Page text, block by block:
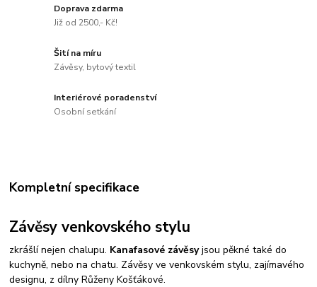
Doprava zdarma
Již od 2500,- Kč!
Šití na míru
Závěsy, bytový textil
Interiérové poradenství
Osobní setkání
Kompletní specifikace
Závěsy venkovského stylu
zkrášlí nejen chalupu. Kanafasové závěsyjsou pěkné také do
kuchyně, nebo na chatu. Závěsy ve venkovském stylu, zajímavého
designu, z dílny Růženy Košťákové.